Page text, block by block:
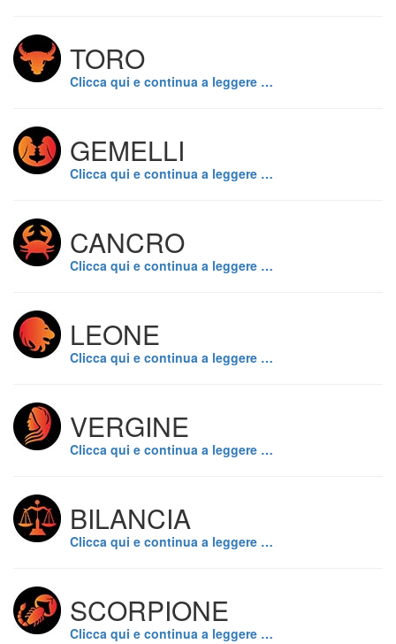
TORO
Clicca qui e continua a leggere …
GEMELLI
Clicca qui e continua a leggere …
CANCRO
Clicca qui e continua a leggere …
LEONE
Clicca qui e continua a leggere …
VERGINE
Clicca qui e continua a leggere …
BILANCIA
Clicca qui e continua a leggere …
SCORPIONE
Clicca qui e continua a leggere …